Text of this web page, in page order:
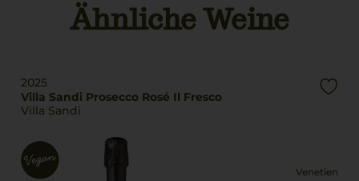
Trinktemperatur
11 % Vol.
Füllmenge
0,75 L
Ähnliche Weine
2025
Villa Sandi Prosecco Rosé Il Fresco
Villa Sandi
Venetien